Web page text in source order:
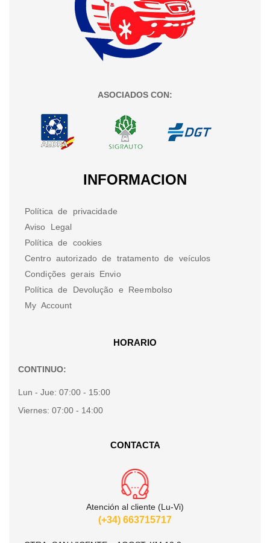
ASOCIADOS CON:
INFORMACION
Política de privacidade
Aviso Legal
Política de cookies
Centro autorizado de tratamento de veículos
Condições gerais Envio
Política de Devolução e Reembolso
My Account
HORARIO
CONTINUO:
Lun - Jue: 07:00 - 15:00
Viernes: 07:00 - 14:00
CONTACTA
Atención al cliente (Lu-Vi)
(+34) 663715717